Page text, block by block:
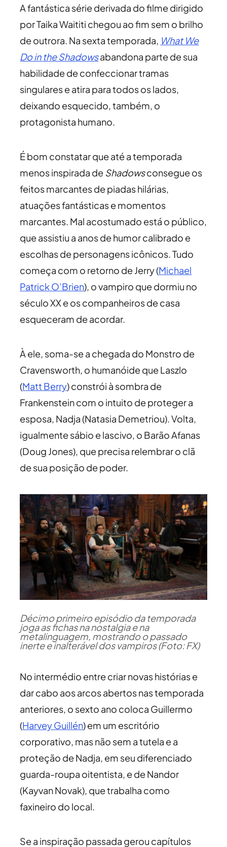
A fantástica série derivada do filme dirigido
por Taika Waititi chegou ao fim sem o brilho
de outrora. Na sexta temporada, What We
Do in the Shadowsabandona parte de sua
habilidade de confeccionar tramas
singulares e atira para todos os lados,
deixando esquecido, também, o
protagonista humano.
É bom constatar que até a temporada
menos inspirada de Shadowsconsegue os
feitos marcantes de piadas hilárias,
atuações fantásticas e momentos
marcantes. Mal acostumado está o público,
que assistiu a anos de humor calibrado e
escolhas de personagens icônicos. Tudo
começa com o retorno de Jerry (Michael
Patrick O’Brien), o vampiro que dormiu no
século XX e os companheiros de casa
esqueceram de acordar.
À ele, soma-se a chegada do Monstro de
Cravensworth, o humanóide que Laszlo
(Matt Berry) constrói à sombra de
Frankenstein com o intuito de proteger a
esposa, Nadja (Natasia Demetriou). Volta,
igualmente sábio e lascivo, o Barão Afanas
(Doug Jones), que precisa relembrar o clã
de sua posição de poder.
Décimo primeiro episódio da temporada
joga as fichas na nostalgia e na
metalinguagem, mostrando o passado
inerte e inalterável dos vampiros (Foto: FX)
No intermédio entre criar novas histórias e
dar cabo aos arcos abertos nas temporada
anteriores, o sexto ano coloca Guillermo
(Harvey Guillén) em um escritório
corporativo, mas não sem a tutela e a
proteção de Nadja, em seu diferenciado
guarda-roupa oitentista, e de Nandor
(Kayvan Novak), que trabalha como
faxineiro do local.
Se a inspiração passada gerou capítulos